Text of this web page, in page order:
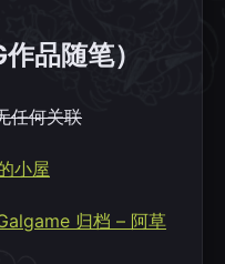
品随笔）
任何关联
小屋
归档 – 阿草